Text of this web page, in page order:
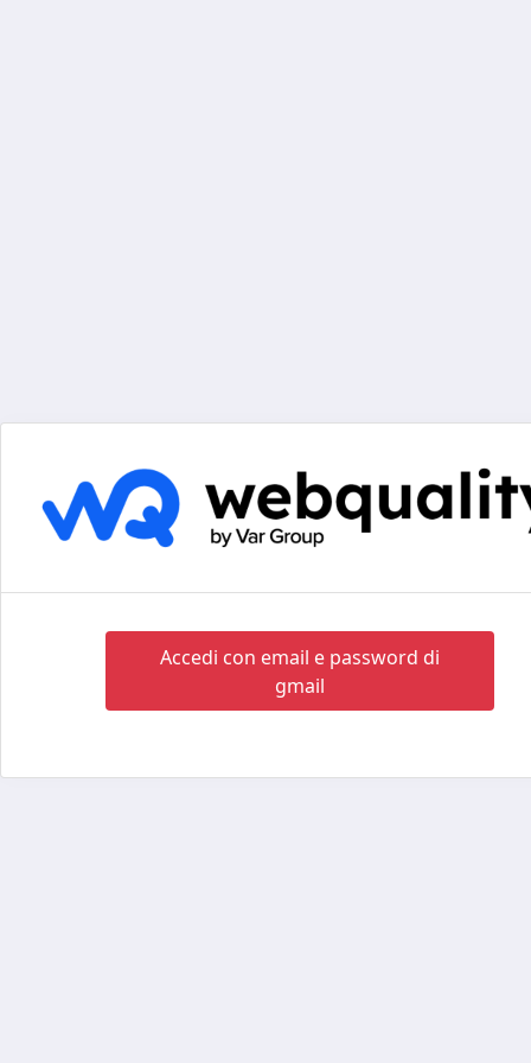
Accedi con email e password di
gmail